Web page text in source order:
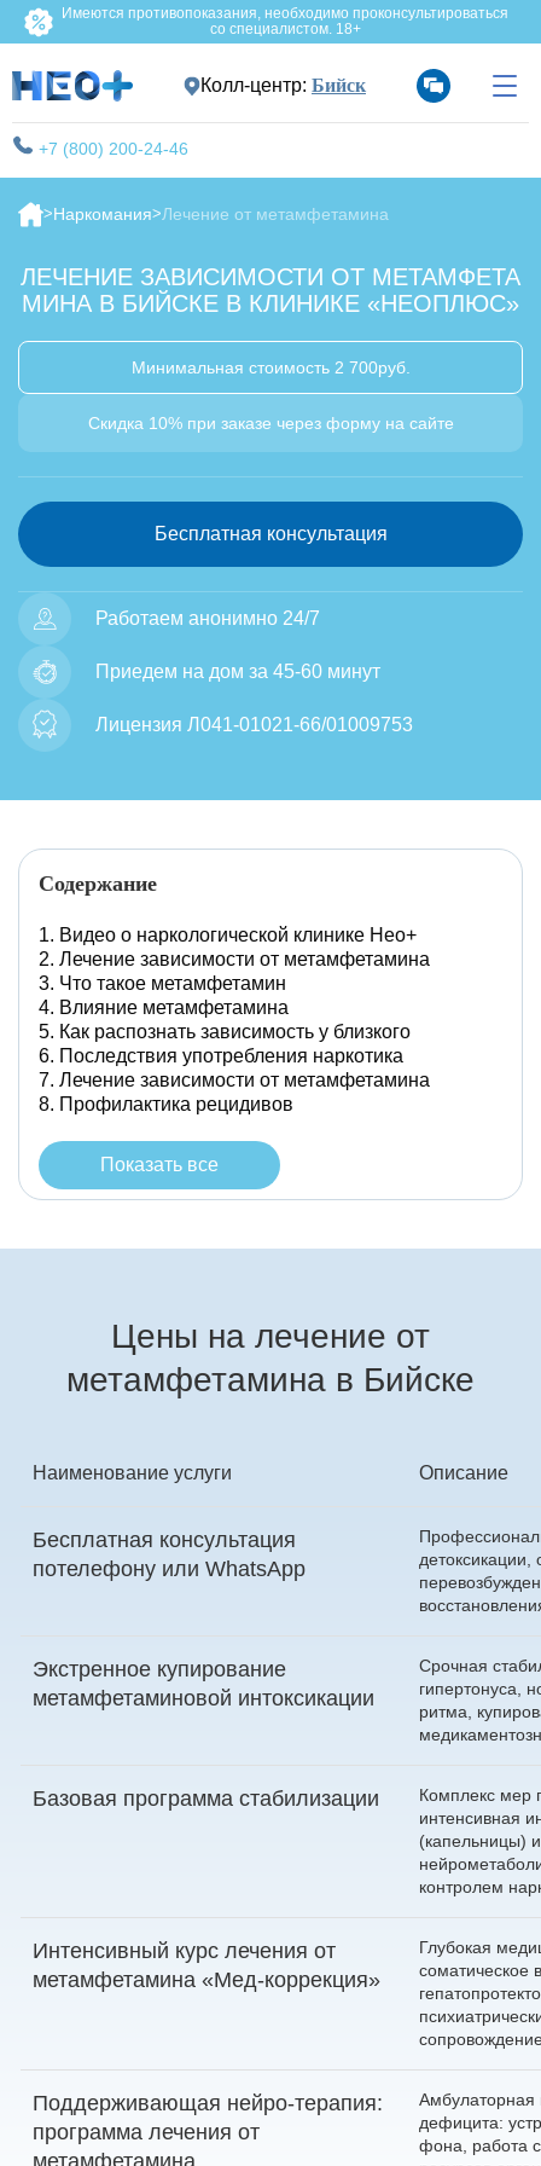
Имеются противопоказания, необходимо проконсультироваться
со специалистом. 18+
Колл-центр: Бийск
+7 (800) 200-24-46
Наркомания Лечение от метамфетамина
ЛЕЧЕНИЕ ЗАВИСИМОСТИ ОТ МЕТАМФЕТА
МИНА В БИЙСКЕ В КЛИНИКЕ «НЕОПЛЮС»
Минимальная стоимость 2 700руб.
Скидка 10% при заказе через форму на сайте
Бесплатная консультация
Работаем анонимно 24/7
Приедем на дом за 45-60 минут
Лицензия Л041-01021-66/01009753
Содержание
Видео о наркологической клинике Нео+
Лечение зависимости от метамфетамина
Что такое метамфетамин
Влияние метамфетамина
Как распознать зависимость у близкого
Последствия употребления наркотика
Лечение зависимости от метамфетамина
Профилактика рецидивов
Показать все
Цены на лечение от
метамфетамина в Бийске
Наименование услуги Описание
Бесплатная консультация
потелефону или WhatsApp
детоксикации,
Экстренное купирование
метамфетаминовой интоксикации
Срочная
гипертонуса,
ритма,
Базовая программа стабилизации
Комплекс мер
интенсивная
(капельницы)
контролем
Интенсивный курс лечения от
метамфетамина «Мед-коррекция»
Глубокая
соматическое
Поддерживающая нейро-терапия:
программа лечения от
метамфетамина
Амбулаторная
дефицита:
фона, работа